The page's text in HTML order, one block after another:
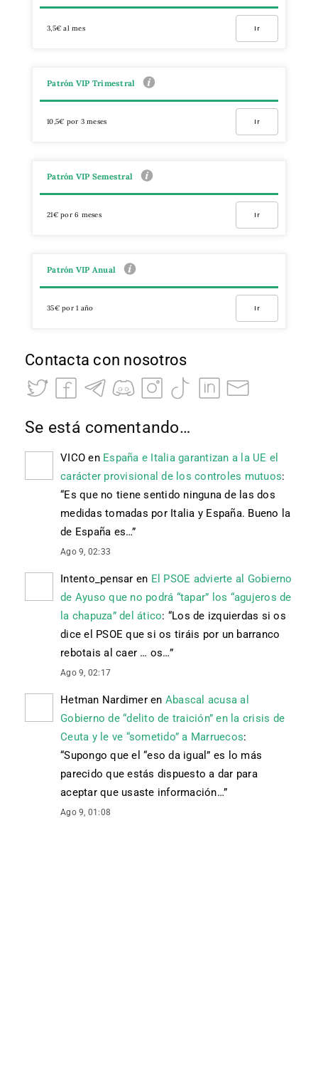
3,5€ al mes Ir
Patrón VIP Trimestral
10,5€ por 3 meses Ir
Patrón VIP Semestral
21€ por 6 meses Ir
Patrón VIP Anual
35€ por 1 año Ir
Contacta con nosotros
Se está comentando…
VICO en España e Italia garantizan a la UE el
carácter provisional de los controles mutuos:
“Es que no tiene sentido ninguna de las dos
medidas tomadas por Italia y España. Bueno la
de España es…”
Ago 9, 02:33
Intento_pensar en El PSOE advierte al Gobierno
de Ayuso que no podrá “tapar” los “agujeros de
la chapuza” del ático: “Los de izquierdas si os
dice el PSOE que si os tiráis por un barranco
rebotais al caer … os…”
Ago 9, 02:17
Hetman Nardimeren Abascal acusa al
Gobierno de “delito de traición” en la crisis de
Ceuta y le ve “sometido” a Marruecos:
“Supongo que el “eso da igual” es lo más
parecido que estás dispuesto a dar para
aceptar que usaste información…”
Ago 9, 01:08